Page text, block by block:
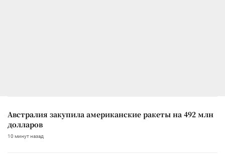
Австралия закупила американские ракеты на 492 млн
долларов
10 минут назад